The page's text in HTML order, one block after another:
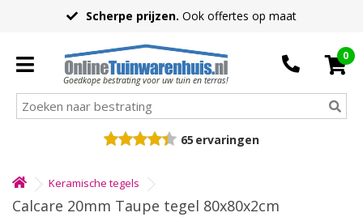
Scherpe prijzen. Ook offertes op maat
Goedkope bestrating voor uw tuin en terras!
0
65 ervaringen
Keramische tegels
Calcare 20mm Taupe tegel 80x80x2cm